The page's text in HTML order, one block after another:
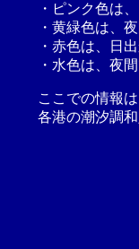
・ピンク色は
・黄緑色は、
・赤色は、日
・水色は、夜
ここでの情報
各港の潮汐調